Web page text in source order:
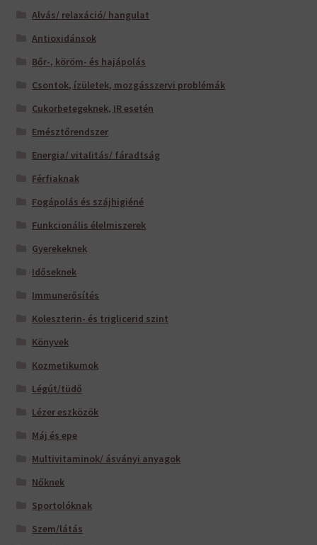
Alvás/ relaxáció/ hangulat
Antioxidánsok
Bőr-, köröm- és hajápolás
Csontok, ízületek, mozgásszervi problémák
Cukorbetegeknek, IR esetén
Emésztőrendszer
Energia/ vitalitás/ fáradtság
Férfiaknak
Fogápolás és szájhigiéné
Funkcionális élelmiszerek
Gyerekeknek
Időseknek
Immunerősítés
Koleszterin- és triglicerid szint
Könyvek
Kozmetikumok
Légút/tüdő
Lézer eszközök
Máj és epe
Multivitaminok/ ásványi anyagok
Nőknek
Sportolóknak
Szem/látás